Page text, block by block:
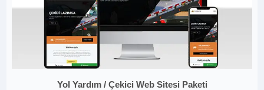
Yol Yardım / Çekici Web Sitesi Paketi